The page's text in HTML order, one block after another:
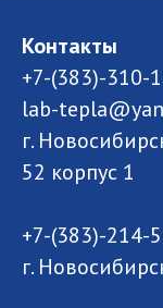
Контакты
+7-(383)-310-
lab-
г.
52 корпус 1
+7-(383)-214-
г.